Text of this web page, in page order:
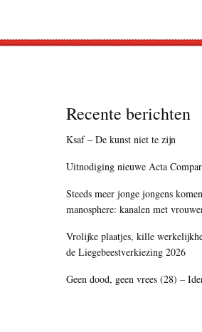
Recente berichten
Ksaf – De kunst niet te zijn
Uitnodiging nieuwe Acta
Steeds meer jonge jongens
manosphere: kanalen met
Vrolijke plaatjes, kille
de Liegebeestverkiezing 2026
Geen dood, geen vrees (28) –